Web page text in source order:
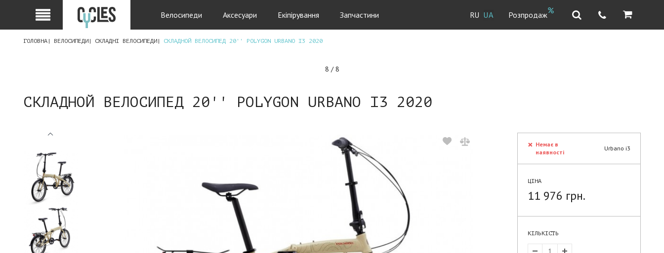
RU UA Розпродаж
Велосипеди Аксесуари Екіпірування Запчастини
ГОЛОВНА ВЕЛОСИПЕДИ СКЛАДНІ ВЕЛОСИПЕДИ СКЛАДНОЙ ВЕЛОСИПЕД 20'' POLYGON URBANO I3 2020
8 / 8
СКЛАДНОЙ ВЕЛОСИПЕД 20'' POLYGON URBANO I3 2020
Немає в
наявності
Urbano i3
ЦІНА
11 976 грн.
КІЛЬКІСТЬ